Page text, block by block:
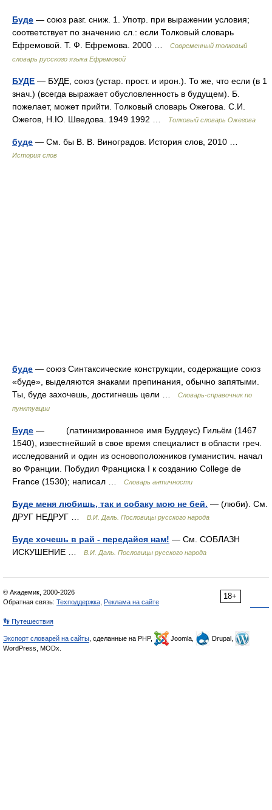
Буде — союз разг. сниж. 1. Употр. при выражении условия;
соответствует по значению сл.: если Толковый словарь
Ефремовой. Т. Ф. Ефремова. 2000 …
Современный толковый
словарь русского языка Ефремовой
БУДЕ — БУДЕ, союз (устар. прост. и ирон.). То же, что если (в 1
знач.) (всегда выражает обусловленность в будущем). Б.
пожелает, может прийти. Толковый словарь Ожегова. С.И.
Ожегов, Н.Ю. Шведова. 1949 1992 …
Толковый словарь Ожегова
буде — См. бы В. В. Виноградов. История слов, 2010 …
История слов
буде — союз Синтаксические конструкции, содержащие союз
«буде», выделяются знаками препинания, обычно запятыми.
Ты, буде захочешь, достигнешь цели …
Словарь-справочник по
пунктуации
Буде — (латинизированное имя Буддеус) Гильём (1467
1540), известнейший в свое время специалист в области греч.
исследований и один из основоположников гуманистич. начал
во Франции. Побудил Франциска I к созданию College de
France (1530); написал …
Словарь античности
Буде меня любишь, так и собаку мою не бей. — (люби). См.
ДРУГ НЕДРУГ …
В.И. Даль. Пословицы русского народа
Буде хочешь в рай - передайся нам! — См. СОБЛАЗН
ИСКУШЕНИЕ …
В.И. Даль. Пословицы русского народа
18+
© Академик, 2000-2026
Обратная связь: Техподдержка Реклама на сайте
👣 Путешествия
Экспорт словарей на сайты , сделанные на PHP, Joomla,
Drupal,
WordPress, MODx.